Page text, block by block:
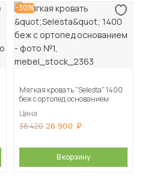
-30%
Мягкая кровать "Selesta" 1400
беж с ортопед.основанием
Цена
38 420 26 900
В корзину